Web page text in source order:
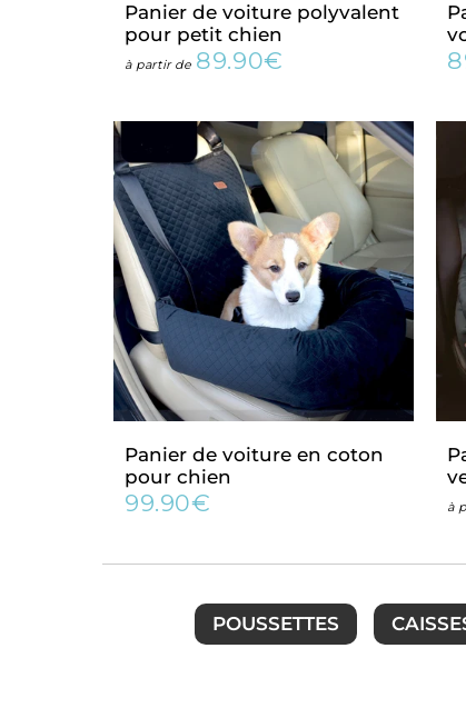
Panier de voiture polyvalent
pour petit chien
à partir de Prix
89.90€
Panier de voiture en coton
pour chien
Prix
99.90€ à
POUSSETTES